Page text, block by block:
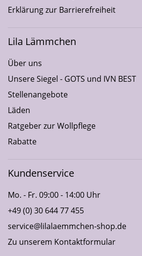
Erklärung zur Barrierefreiheit
Lila Lämmchen
Über uns
Unsere Siegel - GOTS und IVN BEST
Stellenangebote
Läden
Ratgeber zur Wollpflege
Rabatte
Kundenservice
Mo. - Fr. 09:00 - 14:00 Uhr
+49 (0) 30 644 77 455
service@lilalaemmchen-shop.de
Zu unserem Kontaktformular